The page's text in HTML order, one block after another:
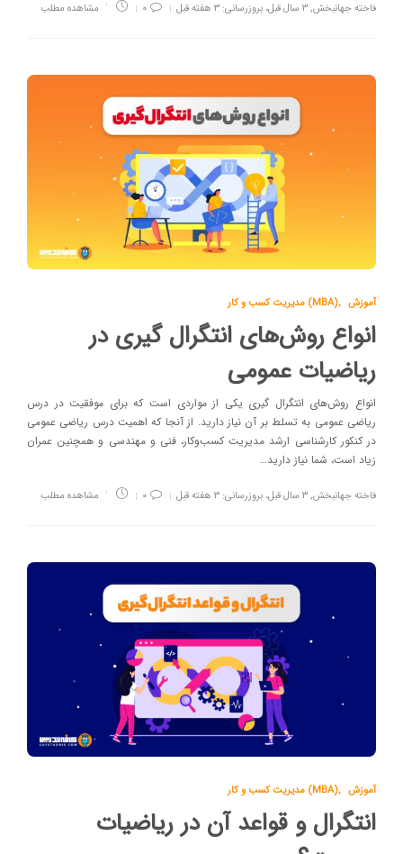
فاخته جهانبخش,۳ سال قبل، بروزرسانی: ۳ هفته قبل ۰ مشاهده مطلب
مدیریت کسب و کار (MBA), آموزش
انواع روش‌های انتگرال گیری در
ریاضیات عمومی
انواع روش‌های انتگرال گیری یکی از مواردی است که برای موفقیت در درس
ریاضی عمومی به تسلط بر آن نیاز دارید. از آنجا که اهمیت درس ریاضی عمومی
در کنکور کارشناسی ارشد مدیریت کسب‌وکار، فنی و مهندسی و همچنین عمران
زیاد است، شما نیاز دارید…
فاخته جهانبخش,۳ سال قبل، بروزرسانی: ۳ هفته قبل ۰ مشاهده مطلب
مدیریت کسب و کار (MBA), آموزش
انتگرال و قواعد آن در ریاضیات